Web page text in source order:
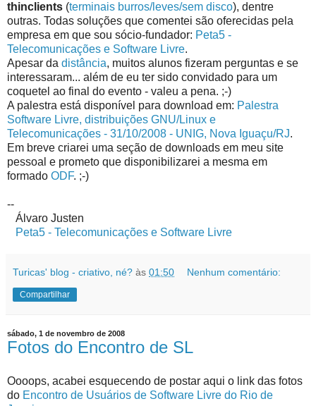
thinclients (terminais burros/leves/sem disco), dentre
outras. Todas soluções que comentei são oferecidas pela
empresa em que sou sócio-fundador: Peta5 -
Telecomunicações e Software Livre.
Apesar da distância, muitos alunos fizeram perguntas e se
interessaram... além de eu ter sido convidado para um
coquetel ao final do evento - valeu a pena. ;-)
A palestra está disponível para download em: Palestra
Software Livre, distribuições GNU/Linux e
Telecomunicações - 31/10/2008 - UNIG, Nova Iguaçu/RJ.
Em breve criarei uma seção de downloads em meu site
pessoal e prometo que disponibilizarei a mesma em
formado ODF. ;-)
--
Álvaro Justen
Peta5 - Telecomunicações e Software Livre
Turicas' blog - criativo, né? às 01:50 Nenhum comentário:
Compartilhar
sábado, 1 de novembro de 2008
Fotos do Encontro de SL
Oooops, acabei esquecendo de postar aqui o link das fotos
do Encontro de Usuários de Software Livre do Rio de